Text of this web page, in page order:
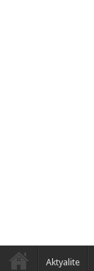
Aktyalite